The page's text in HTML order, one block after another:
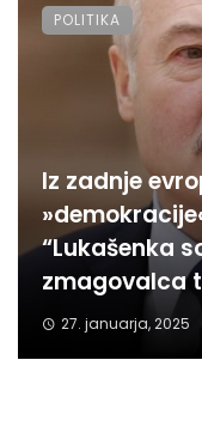
Iz zadnje
“Lukašenka
zmagovalca
27. januarja, 2025
POLITIKA